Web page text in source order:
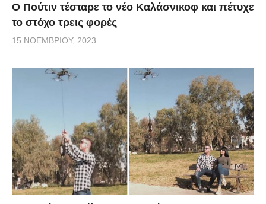
Ο Πούτιν τέσταρε το νέο Καλάσνικοφ και πέτυχε
το στόχο τρεις φορές
15 ΝΟΕΜΒΡΊΟΥ, 2023